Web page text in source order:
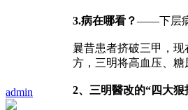
admin
3.病在哪看？——下层
曩昔患者挤破三甲，现
方，三明将高血压、糖
2、三明醫改的“四大狠